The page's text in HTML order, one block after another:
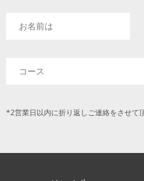
*2営業日以内に折り返しご連絡をさせて